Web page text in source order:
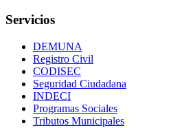
Servicios
DEMUNA
Registro Civil
CODISEC
Seguridad Ciudadana
INDECI
Programas Sociales
Tributos Municipales